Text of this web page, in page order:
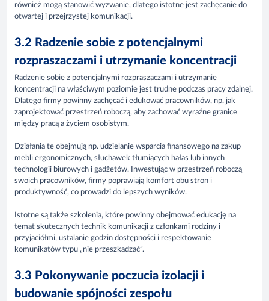
również mogą stanowić wyzwanie, dlatego istotne jest zachęcanie do
otwartej i przejrzystej komunikacji.
3.2 Radzenie sobie z potencjalnymi
rozpraszaczami i utrzymanie koncentracji
Radzenie sobie z potencjalnymi rozpraszaczami i utrzymanie
koncentracji na właściwym poziomie jest trudne podczas pracy zdalnej.
Dlatego firmy powinny zachęcać i edukować pracowników, np. jak
zaprojektować przestrzeń roboczą, aby zachować wyraźne granice
między pracą a życiem osobistym.
Działania te obejmują np. udzielanie wsparcia finansowego na zakup
mebli ergonomicznych, słuchawek tłumiących hałas lub innych
technologii biurowych i gadżetów. Inwestując w przestrzeń roboczą
swoich pracowników, firmy poprawiają komfort obu stron i
produktywność, co prowadzi do lepszych wyników.
Istotne są także szkolenia, które powinny obejmować edukację na
temat skutecznych technik komunikacji z członkami rodziny i
przyjaciółmi, ustalanie godzin dostępności i respektowanie
komunikatów typu „nie przeszkadzać”.
3.3 Pokonywanie poczucia izolacji i
budowanie spójności zespołu